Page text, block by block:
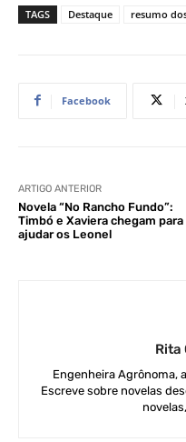
TAGS Destaque resumo
Facebook
ARTIGO ANTERIOR
Novela “No Rancho Fundo”:
Timbó e Xaviera chegam para
ajudar os Leonel
Rita
Engenheira Agrônoma,
Escreve sobre novelas